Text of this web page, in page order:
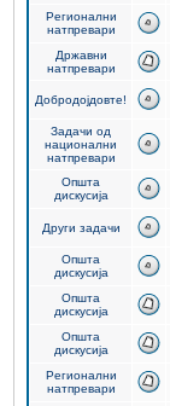
Регионални
натпревари
Државни
натпревари
Добродојдовте!
Задачи од
национални
натпревари
Општа
дискусија
Други задачи
Општа
дискусија
Општа
дискусија
Општа
дискусија
Регионални
натпревари